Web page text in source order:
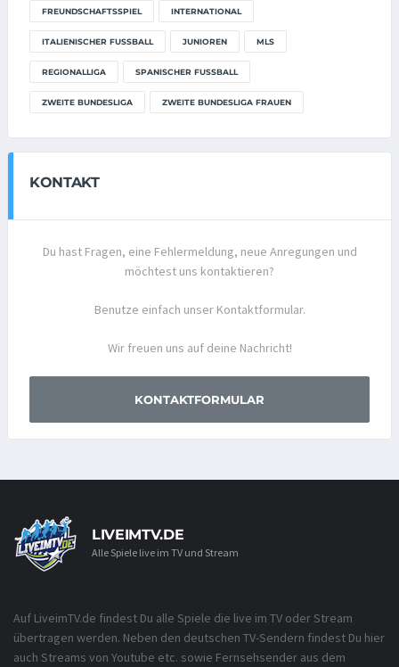
FREUNDSCHAFTSSPIEL INTERNATIONAL
ITALIENISCHER FUSSBALL JUNIOREN MLS
REGIONALLIGA SPANISCHER FUSSBALL
ZWEITE BUNDESLIGA ZWEITE BUNDESLIGA FRAUEN
KONTAKT
Du hast Fragen, eine Fehlermeldung, neue Anregungen und
möchtest uns kontaktieren?
Benutze einfach unser Kontaktformular.
Wir freuen uns auf deine Nachricht!
KONTAKTFORMULAR
LIVEIMTV.DE
Alle Spiele live im TV und Stream
Auf LiveimTV.de findest Du alle Spiele die live im TV oder Stream
übertragen werden. Neben den deutschen TV-Sendern findest Du hier
auch Streams von Youtube etc. sowie Fernsehsender aus dem